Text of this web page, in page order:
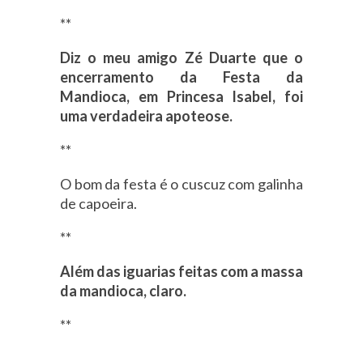
**
Diz o meu amigo Zé Duarte que o
encerramento da Festa da
Mandioca, em Princesa Isabel, foi
uma verdadeira apoteose.
**
O bom da festa é o cuscuz com galinha
de capoeira.
**
Além das iguarias feitas com a massa
da mandioca, claro.
**